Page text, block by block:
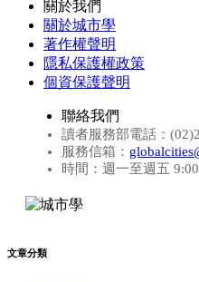
關於我們
關於城市學
著作權聲明
隱私保護權政策
個資保護聲明
聯絡我們
讀者服務部電話：
服務信箱：
時間：週一至週五
文章分類